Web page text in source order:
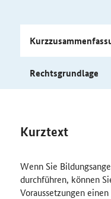
Rechtsgrundlage
Kurztext
Wenn Sie
durchführen, können
Voraussetzungen